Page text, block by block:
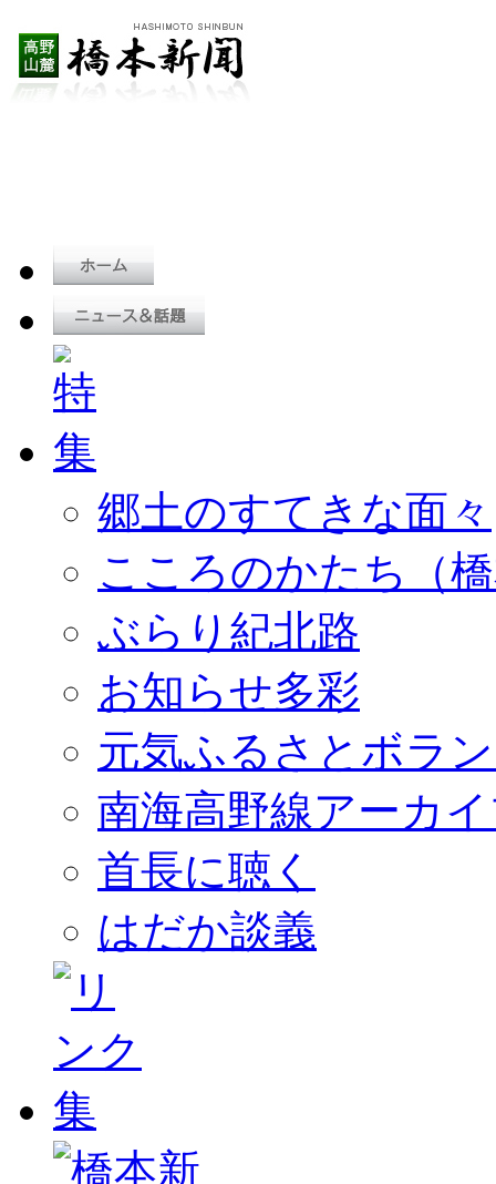
郷土のすてきな面々
こころのかたち（
ぶらり紀北路
お知らせ多彩
元気ふるさとボラ
南海高野線アーカ
首長に聴く
はだか談義